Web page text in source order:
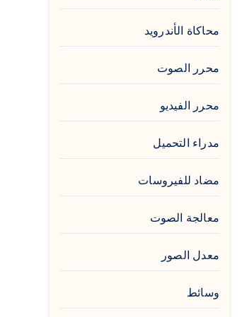
محاكاة الأندرويد
محرر الصوت
محرر الفيديو
مدراء التحميل
مضاد للفيروسات
معالجة الصوت
معدل الصور
وسائط